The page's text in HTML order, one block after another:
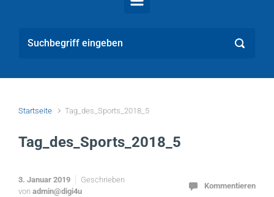
Startseite Tag_des_Sports_2018_5
Tag_des_Sports_2018_5
3. Januar 2019
Geschrieben
von admin@digi4u
Kommentieren